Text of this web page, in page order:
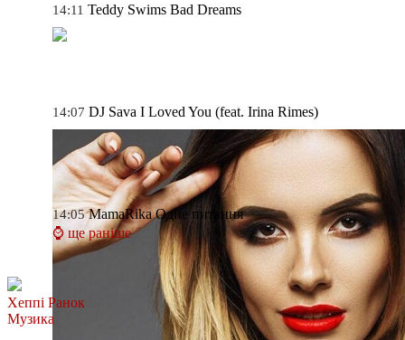
14:11 Teddy Swims Bad Dreams
14:07 DJ Sava I Loved You (feat. Irina Rimes)
14:05 MamaRika Одне питання
⌚ ще раніше
Хеппі Ранок
Музика